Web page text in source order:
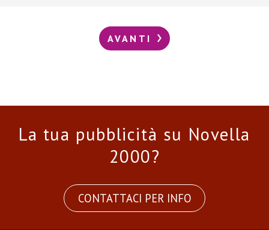
AVANTI
La tua pubblicità su Novella
2000?
CONTATTACI PER INFO